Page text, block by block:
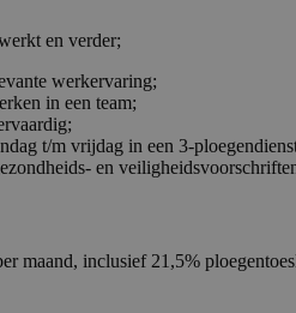
en verder;
werkervaring;
in een team;
t/m vrijdag in een 3-
en
maand, inclusief 21,5%